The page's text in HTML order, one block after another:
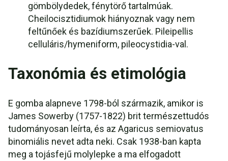
gömbölydedek, fénytörő tartalmúak.
Cheilocisztidiumok hiányoznak vagy nem
feltűnőek és bazídiumszerűek. Pileipellis
celluláris/hymeniform, pileocystidia-val.
Taxonómia és etimológia
E gomba alapneve 1798-ból származik, amikor is
James Sowerby (1757-1822) brit természettudós
tudományosan leírta, és az Agaricus semiovatus
binomiális nevet adta neki. Csak 1938-ban kapta
meg a tojásfejű molylepke a ma elfogadott